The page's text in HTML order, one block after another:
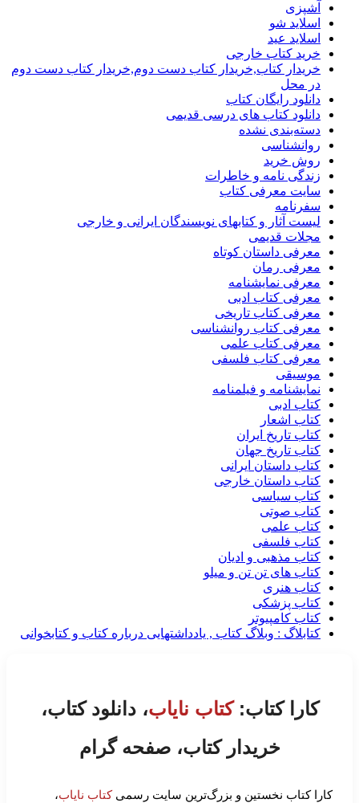
آشپزی
اسلاید شو
اسلاید عید
خرید کتاب خارجی
خریدار کتاب,خریدار کتاب دست دوم,خریدار کتاب دست دوم
در محل
دانلود رایگان کتاب
دانلود کتاب های درسی قدیمی
دسته‌بندی نشده
روانشناسی
روش خرید
زندگی نامه و خاطرات
سایت معرفی کتاب
سفرنامه
لیست آثار و کتابهای نویسندگان ایرانی و خارجی
مجلات قدیمی
معرفی داستان کوتاه
معرفی رمان
معرفی نمایشنامه
معرفی کتاب ادبی
معرفی کتاب تاریخی
معرفی کتاب روانشناسی
معرفی کتاب علمی
معرفی کتاب فلسفی
موسیقی
نمایشنامه و فیلمنامه
کتاب ادبی
کتاب اشعار
کتاب تاریخ ایران
کتاب تاریخ جهان
کتاب داستان ایرانی
کتاب داستان خارجی
کتاب سیاسی
کتاب صوتی
کتاب علمی
کتاب فلسفی
کتاب مذهبی و ادیان
کتاب های تن تن و میلو
کتاب هنری
کتاب پزشکی
کتاب کامپیوتر
کتابلاگ : وبلاگ کتاب , یادداشتهایی درباره کتاب و کتابخوانی
کارا کتاب:کتاب نایاب، دانلود کتاب،
خریدار کتاب، صفحه گرام
کارا کتاب نخستین و بزرگ‌ترین سایت رسمیکتاب نایاب،